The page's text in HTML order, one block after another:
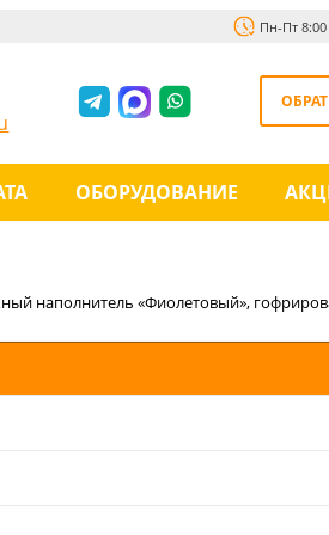
Пн-Пт
ОБОРУДОВАНИЕ
наполнитель «Фиолетовый»,